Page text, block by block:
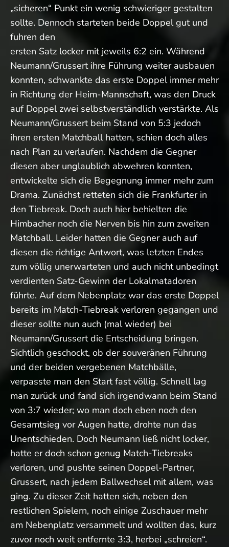
„sicheren“ Punkt ein wenig schwieriger gestalten
sollte. Dennoch starteten beide Doppel gut und
fuhren den
ersten Satz locker mit jeweils 6:2 ein. Während
Neumann/Grussert ihre Führung weiter ausbauen
konnten, schwankte das erste Doppel immer mehr
in Richtung der Heim-Mannschaft, was den Druck
auf Doppel zwei selbstverständlich verstärkte. Als
Neumann/Grussert beim Stand von 5:3 jedoch
ihren ersten Matchball hatten, schien doch alles
nach Plan zu verlaufen. Nachdem die Gegner
diesen aber unglaublich abwehren konnten,
entwickelte sich die Begegnung immer mehr zum
Drama. Zunächst retteten sich die Frankfurter in
den Tiebreak. Doch auch hier behielten die
Himbacher noch die Nerven bis hin zum zweiten
Matchball. Leider hatten die Gegner auch auf
diesen die richtige Antwort, was letzten Endes
zum völlig unerwarteten und auch nicht unbedingt
verdienten Satz-Gewinn der Lokalmatadoren
führte. Auf dem Nebenplatz war das erste Doppel
bereits im Match-Tiebreak verloren gegangen und
dieser sollte nun auch (mal wieder) bei
Neumann/Grussert die Entscheidung bringen.
Sichtlich geschockt, ob der souveränen Führung
und der beiden vergebenen Matchbälle,
verpasste man den Start fast völlig. Schnell lag
man zurück und fand sich irgendwann beim Stand
von 3:7 wieder; wo man doch eben noch den
Gesamtsieg vor Augen hatte, drohte nun das
Unentschieden. Doch Neumann ließ nicht locker,
hatte er doch schon genug Match-Tiebreaks
verloren, und pushte seinen Doppel-Partner,
Grussert, nach jedem Ballwechsel mit allem, was
ging. Zu dieser Zeit hatten sich, neben den
restlichen Spielern, noch einige Zuschauer mehr
am Nebenplatz versammelt und wollten das, kurz
zuvor noch weit entfernte 3:3, herbei „schreien“.